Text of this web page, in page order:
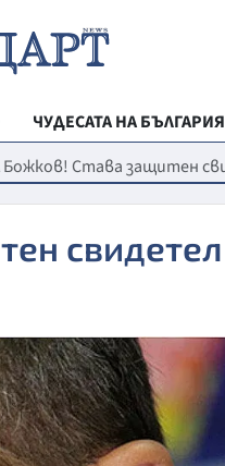
ЧУДЕСАТА НА БЪЛГАРИЯ
РЕГИОНАЛНИ
ВЕСТНИК
МЛАДЕЖКА
МОЯТ ГРАД
ТЕХНОЛОГИИ
ДА!НА
Божков! Става защитен
свидетел